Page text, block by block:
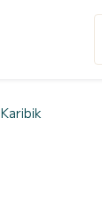
Karibik